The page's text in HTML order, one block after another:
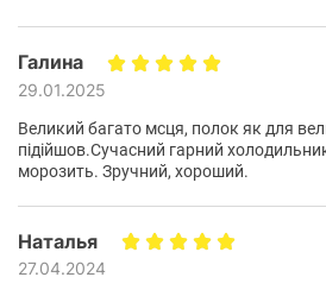
Виробництво ми обираємо за
передових технологій;
лідируючі позиції серед
готової продукції;
надійність та лояльність до
Галина
29.01.2025
Великий багато мсця, полок як для
підійшов.Сучасний гарний
морозить. Зручний, хороший.
Наталья
27.04.2024